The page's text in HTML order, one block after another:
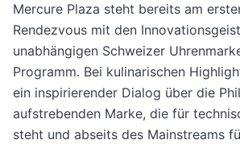
Mercure Plaza steht bereits am
Rendezvous mit den
unabhängigen Schweizer
Programm. Bei kulinarischen
ein inspirierender Dialog über die
aufstrebenden Marke, die für
steht und abseits des Mainstreams